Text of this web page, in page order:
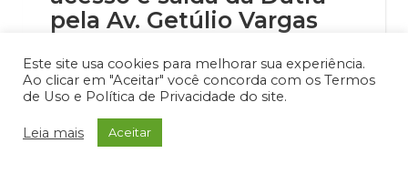
pela Av. Getúlio Vargas
rodovia
Destaque 3,Notícias,Secretaria de
Mobilidade Urbana
28/04/2025
Este site usa cookies para melhorar sua experiência.
Ao clicar em "Aceitar" você concorda com os Termos
de Uso e Política de Privacidade do site.
Leia mais Aceitar